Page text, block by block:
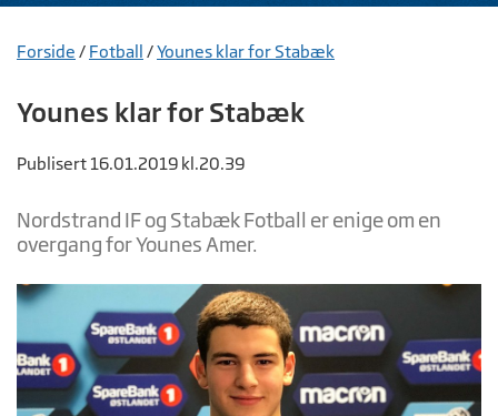
Forside / Fotball /Younes klar for Stabæk
Younes klar for Stabæk
Publisert 16.01.2019 kl.20.39
Nordstrand IF og Stabæk Fotball er enige om en
overgang for Younes Amer.